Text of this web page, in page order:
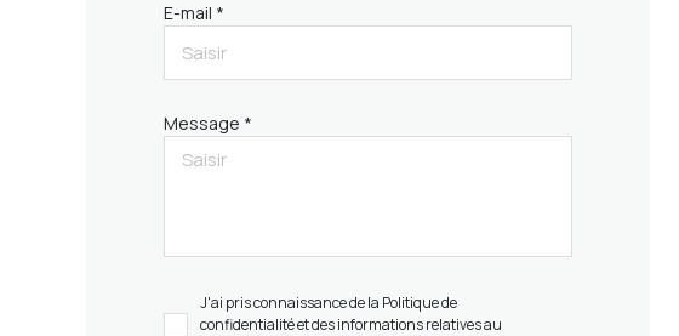
E-mail *
Message *
J'ai pris connaissance de la Politique de
confidentialité et des informations relatives au